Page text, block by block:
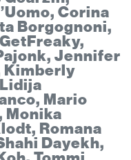
Corina
Borgognoni,
Jennifer
Kimberly
Mario
Monika
Romana
Dayekh,